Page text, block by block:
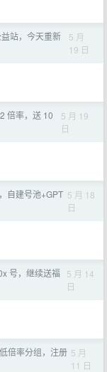
站，今天重新
5 月
19 日
倍率，送 10
5 月 19
日
自建号池+GPT 5 月 18
日
号，继续送福 5 月 14
日
倍率分组，注册 5 月
11 日